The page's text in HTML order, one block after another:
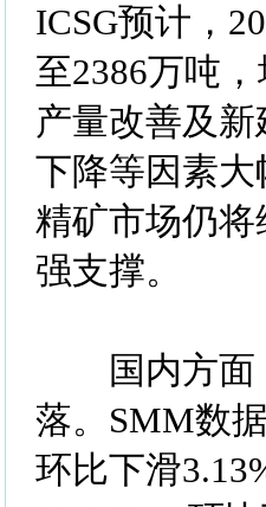
ICSG预计，
至2386万吨
产量改善及
下降等因素
精矿市场仍
强支撑。
国内方面
落。SMM数
环比下滑